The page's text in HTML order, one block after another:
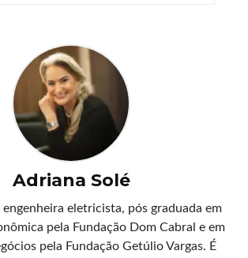
Adriana Solé
eletricista, pós graduada em
pela Fundação Dom Cabral e em
pela Fundação Getúlio Vargas. É